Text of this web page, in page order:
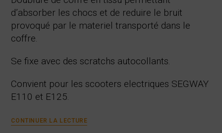
d’absorber les chocs et de reduire le bruit
provoqué par le materiel transporté dans le
coffre.
Se fixe avec des scratchs autocollants.
Convient pour les scooters electriques SEGWAY
E110 et E125.
CONTINUER LA LECTUREDoublure
de